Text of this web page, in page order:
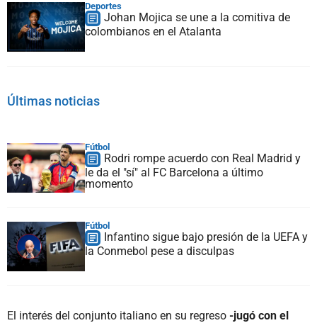
Deportes
Johan Mojica se une a la comitiva de
colombianos en el Atalanta
Últimas noticias
Fútbol
Rodri rompe acuerdo con Real Madrid y
le da el "sí" al FC Barcelona a último
momento
Fútbol
Infantino sigue bajo presión de la UEFA y
la Conmebol pese a disculpas
El interés del conjunto italiano en su regreso -jugó con el